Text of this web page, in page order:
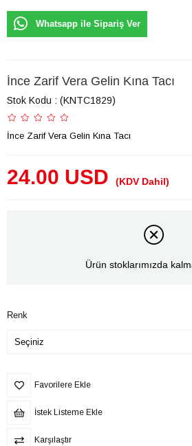
Whatsapp ile Sipariş Ver
İnce Zarif Vera Gelin Kına Tacı
Stok Kodu (KNTC1829)
İnce Zarif Vera Gelin Kına Tacı
24.00 USD (KDV Dahil)
Ürün stoklarımızda
Renk
Favorilere Ekle
İstek Listeme Ekle
Karşılaştır